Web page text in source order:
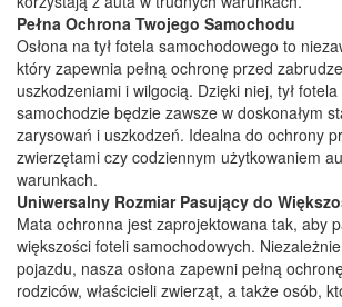
Pełna Ochrona Twojego Samochodu
Osłona na tył fotela samochodowego to
który zapewnia pełną ochronę przed
uszkodzeniami i wilgocią. Dzięki niej, tył fotela
samochodzie będzie zawsze w doskonałym
zarysowań i uszkodzeń. Idealna do ochrony
zwierzętami czy codziennym użytkowaniem
warunkach.
Uniwersalny Rozmiar Pasujący do
Mata ochronna jest zaprojektowana tak, aby
większości foteli samochodowych.
pojazdu, nasza osłona zapewni pełną
rodziców, właścicieli zwierząt, a także osób,